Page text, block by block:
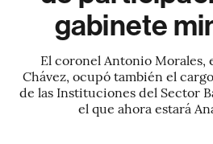
gabinete
El coronel Antonio Morales,
Chávez, ocupó también el
de las Instituciones del Sector
el que ahora estará